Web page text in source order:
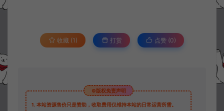
收藏 (1) 打赏 点赞 (0)
©版权免责声明
1. 本站资源售价只是赞助，收取费用仅维持本站的日常运营所需。